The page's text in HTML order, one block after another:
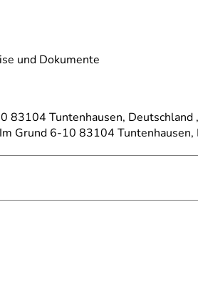
und Dokumente
83104 Tuntenhausen, Deutschland
Grund 6-10 83104 Tuntenhausen,